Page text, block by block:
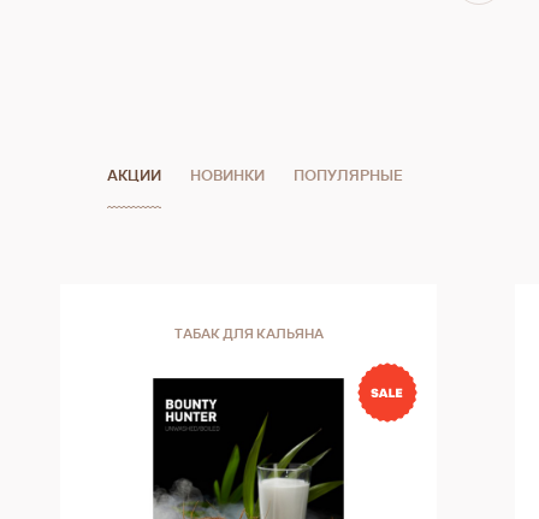
АКЦИИ НОВИНКИ ПОПУЛЯРНЫЕ
ТАБАК ДЛЯ КАЛЬЯНА